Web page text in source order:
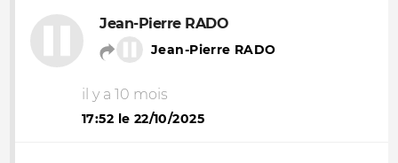
Jean-Pierre RADO
Jean-Pierre RADO
il y a 10 mois
17:52 le 22/10/2025